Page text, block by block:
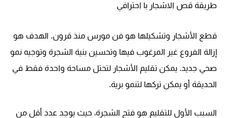
طريقة قص الاشجار با احترافي
قطع الأشجار وتشكيلها هو فن مورس منذ قرون. الهدف هو
إزالة الفروع غير المرغوب فيها وتحسين بنية الشجرة وتوجيه نمو
صحي جديد. يمكن تقليم الأشجار لتحتل مساحة واحدة فقط في
الحديقة أو يمكن تركها لتنمو برية.
السبب الأول للتقليم هو فتح الشجرة، حيث يوجد عدد أقل من